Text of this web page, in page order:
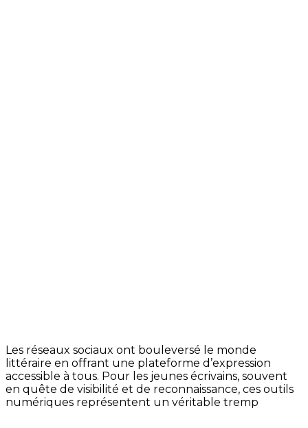
Les réseaux sociaux ont bouleversé le monde
littéraire en offrant une plateforme d’expression
accessible à tous. Pour les jeunes écrivains, souvent
en quête de visibilité et de reconnaissance, ces outils
numériques représentent un véritable tremp